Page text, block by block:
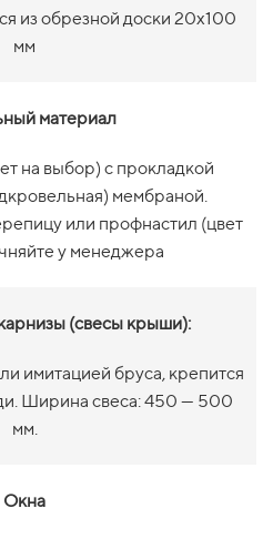
из обрезной доски 20х100
мм
материал
на выбор) с прокладкой
мембраной.
или профнастил (цвет
у менеджера
(свесы крыши):
имитацией бруса, крепится
Ширина свеса: 450 — 500
мм.
Окна